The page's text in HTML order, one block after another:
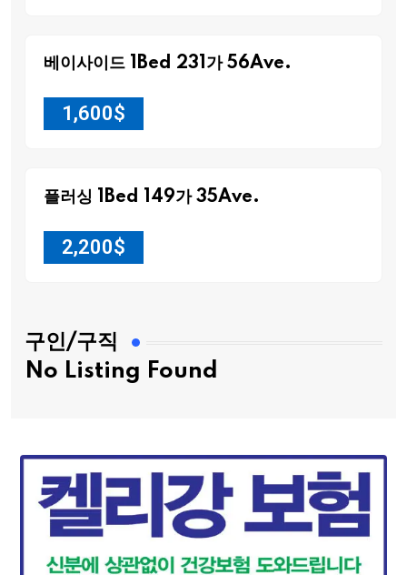
베이사이드 1Bed 231가 56Ave.
1,600$
플러싱 1Bed 149가 35Ave.
2,200$
구인/구직
No Listing Found